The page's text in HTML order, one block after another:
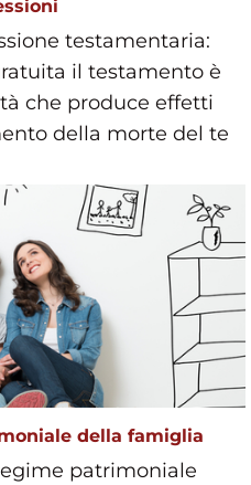
testamentaria:
il testamento è
che produce effetti
della morte del te
della famiglia
patrimoniale